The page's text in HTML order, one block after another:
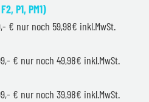
P1, PM1)
€ nur noch 59,98€ inkl.MwSt.
€ nur noch 49,98€ inkl.MwSt.
€ nur noch 39,98€ inkl.MwSt.